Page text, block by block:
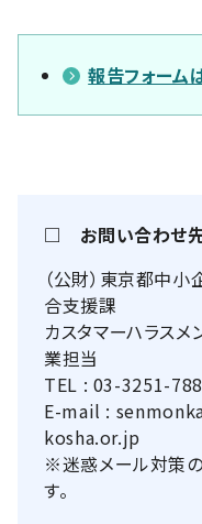
報告フォーム
□ お問い合わ
（公財）東京都
合支援課
カスタマーハラス
業担当
TEL : 03-3251-
E-mail :
kosha.or.jp
※迷惑メール対策の
す。